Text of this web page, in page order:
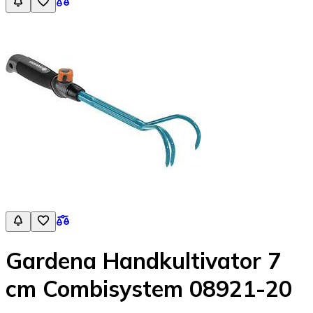
Gardena Handkultivator 7
cm Combisystem 08921-20